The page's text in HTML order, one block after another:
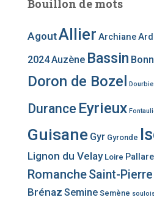
Bouillon de mots
AgoutAllier Archiane
2024Auzène Bassin
Doron de Bozel Dourbie
Durance Eyrieux
Guisane Gyr Gyronde
Lignon du Velay Loire
RomancheSaint-
Brénaz Semine Semène